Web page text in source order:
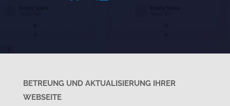
BETREUNG UND AKTUALISIERUNG IHRER
WEBSEITE